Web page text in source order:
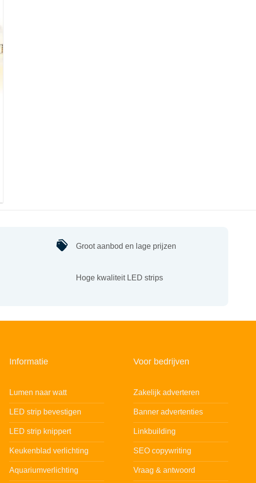
Groot aanbod en lage prijzen
Hoge kwaliteit LED strips
Informatie
Lumen naar watt
LED strip bevestigen
LED strip knippert
Keukenblad verlichting
Aquariumverlichting
Voor bedrijven
Zakelijk adverteren
Banner advertenties
Linkbuilding
SEO copywriting
Vraag & antwoord